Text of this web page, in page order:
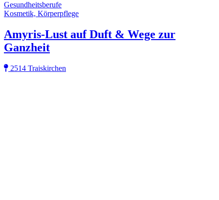
Gesundheitsberufe
Kosmetik, Körperpflege
Amyris-Lust auf Duft & Wege zur
Ganzheit
2514 Traiskirchen